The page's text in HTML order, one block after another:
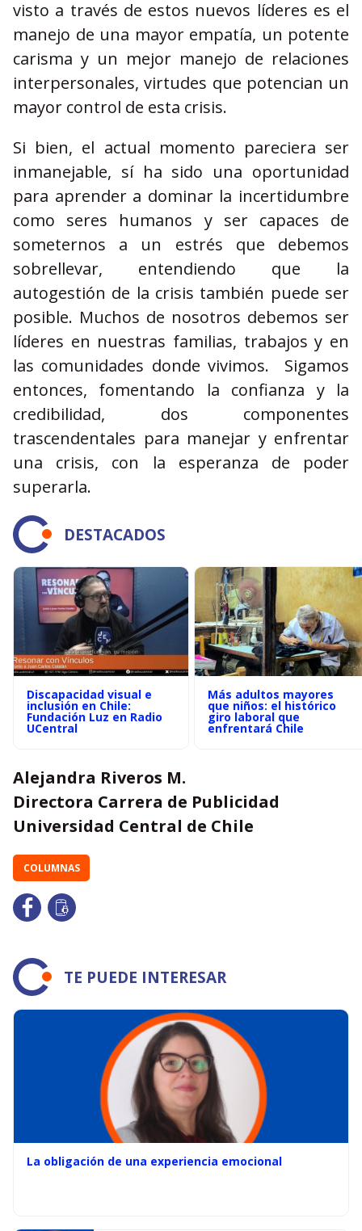
visto a través de estos nuevos líderes es el
manejo de una mayor empatía, un potente
carisma y un mejor manejo de relaciones
interpersonales, virtudes que potencian un
mayor control de esta crisis.
Si bien, el actual momento pareciera ser
inmanejable, sí ha sido una oportunidad
para aprender a dominar la incertidumbre
como seres humanos y ser capaces de
someternos a un estrés que debemos
sobrellevar, entendiendo que la
autogestión de la crisis también puede ser
posible. Muchos de nosotros debemos ser
líderes en nuestras familias, trabajos y en
las comunidades donde vivimos. Sigamos
entonces, fomentando la confianza y la
credibilidad, dos componentes
trascendentales para manejar y enfrentar
una crisis, con la esperanza de poder
superarla.
DESTACADOS
Discapacidad visual e
inclusión en Chile:
Fundación Luz en Radio
UCentral
Más adultos mayores
que niños: el histórico
giro laboral que
enfrentará Chile
Alejandra Riveros M.
Directora Carrera de Publicidad
Universidad Central de Chile
COLUMNAS
TE PUEDE INTERESAR
La obligación de una experiencia emocional